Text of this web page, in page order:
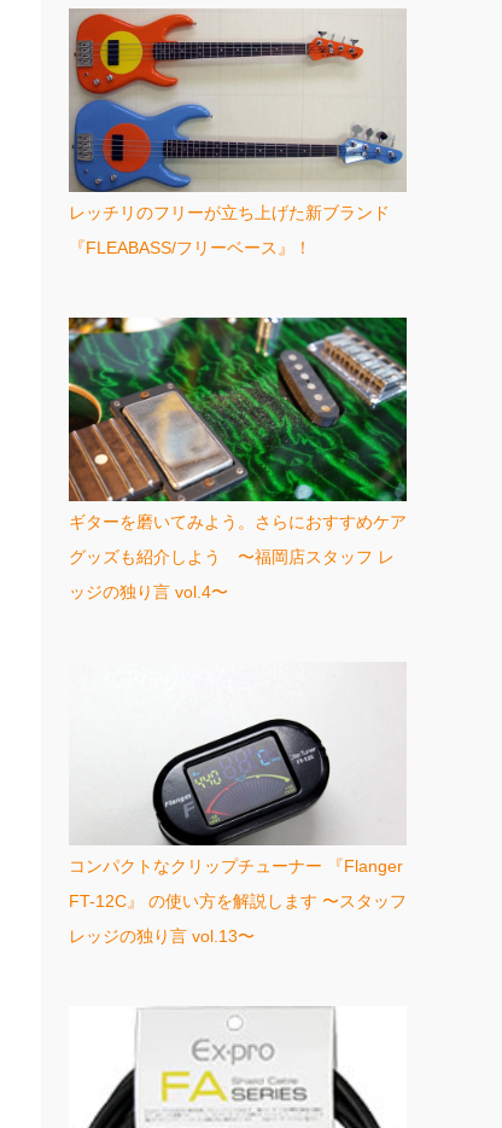
レッチリのフリーが立ち上げた新ブランド
『FLEABASS/フリーベース』！
ギターを磨いてみよう。さらにおすすめケア
グッズも紹介しよう 〜福岡店スタッフ レ
ッジの独り言 vol.4〜
コンパクトなクリップチューナー 『Flanger
FT-12C』 の使い方を解説します 〜スタッフ
レッジの独り言 vol.13〜